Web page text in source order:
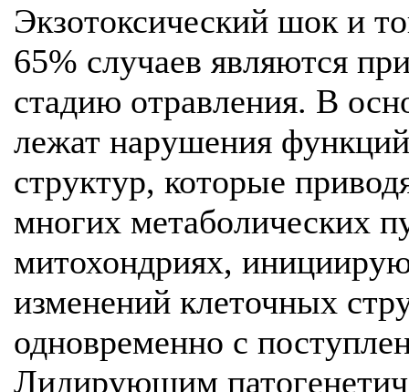
Экзотоксический шок и
65% случаев являются
стадию отравления. В
лежат нарушения
структур, которые
многих метаболических
митохондриях,
изменений клеточных
одновременно с
Лидирующим